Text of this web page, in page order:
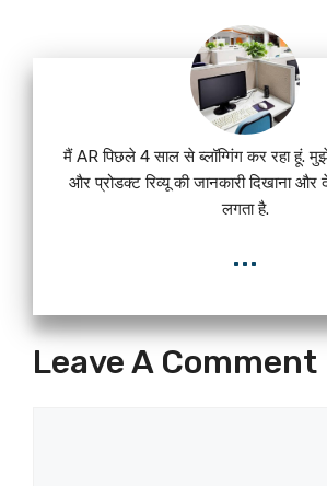
मैं AR पिछले 4 साल से ब्लॉग्गिंग कर रहा हूं.
और प्रोडक्ट रिव्यू की जानकारी दिखाना
लगता है.
...
Leave A Comment